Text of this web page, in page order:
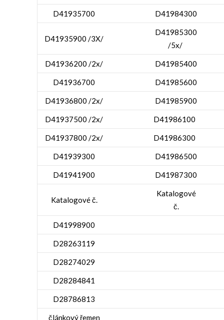
D41935700 D41984300
D41935900 /3X/
D41985300
/5x/
D41936200 /2x/ D41985400
D41936700 D41985600
D41936800 /2x/ D41985900
D41937500 /2x/ D41986100
D41937800 /2x/ D41986300
D41939300 D41986500
D41941900 D41987300
Katalogové č.
Katalogové
č.
D41998900
D28263119
D28274029
D28284841
D28786813
článkový řemen